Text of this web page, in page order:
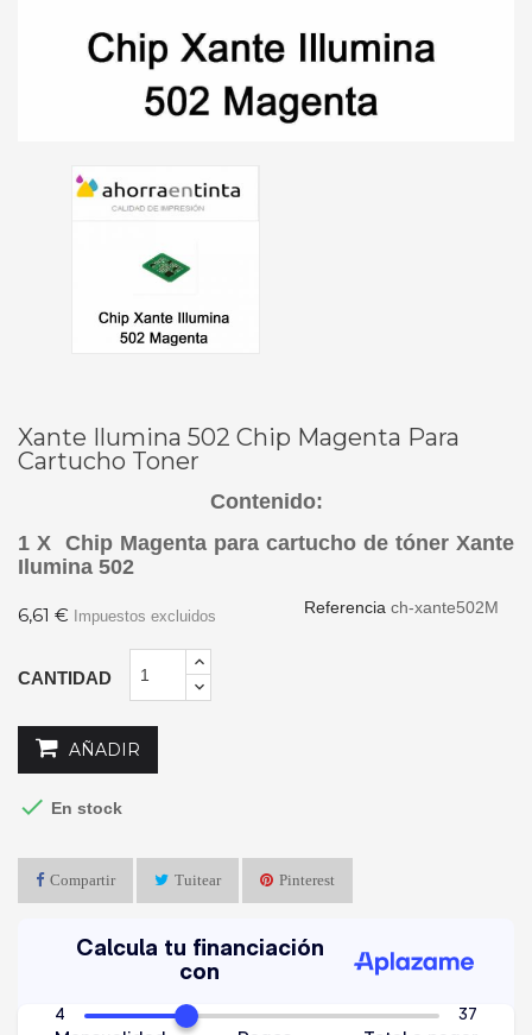
Xante Ilumina 502 Chip Magenta Para
Cartucho Toner
Contenido:
1 X Chip Magenta para cartucho de tóner Xante
Ilumina 502
Referencia ch-xante502M
6,61 € Impuestos excluidos
CANTIDAD
AÑADIR
 En stock
Compartir Tuitear Pinterest